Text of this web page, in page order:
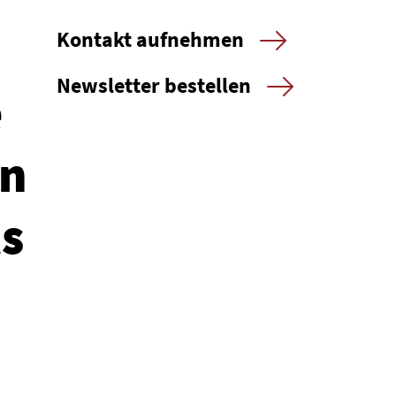
Kontakt aufnehmen
Newsletter bestellen